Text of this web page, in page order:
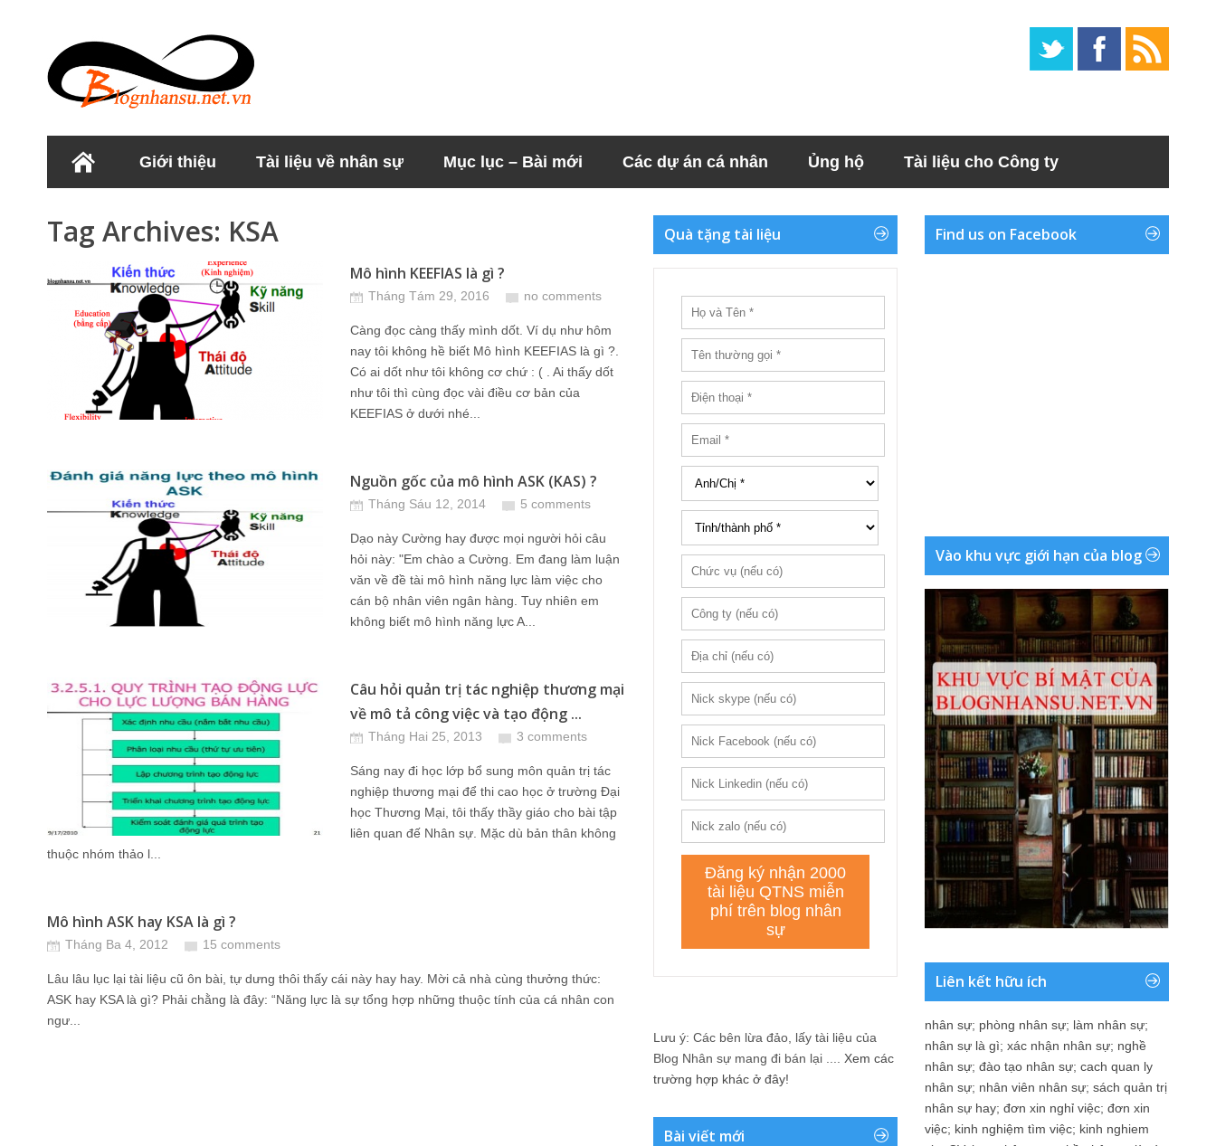
Giới thiệu Tài liệu về nhân sự Mục lục – Bài mới Các dự án cá nhân Ủng hộ Tài liệu cho Công ty
Tag Archives: KSA
Mô hình KEEFIAS là gì ?
Tháng Tám 29, 2016 no comments
Càng đọc càng thấy mình dốt. Ví dụ như hôm
nay tôi không hề biết Mô hình KEEFIAS là gì ?.
Có ai dốt như tôi không cơ chứ : ( . Ai thấy dốt
như tôi thì cùng đọc vài điều cơ bản của
KEEFIAS ở dưới nhé...
Nguồn gốc của mô hình ASK (KAS) ?
Tháng Sáu 12, 2014 5 comments
Dạo này Cường hay được mọi người hỏi câu
hỏi này: "Em chào a Cường. Em đang làm luận
văn về đề tài mô hình năng lực làm việc cho
cán bộ nhân viên ngân hàng. Tuy nhiên em
không biết mô hình năng lực A...
Câu hỏi quản trị tác nghiệp thương mại
về mô tả công việc và tạo động ...
Tháng Hai 25, 2013 3 comments
Sáng nay đi học lớp bổ sung môn quản trị tác
nghiệp thương mại để thi cao học ở trường Đại
học Thương Mại, tôi thấy thầy giáo cho bài tập
liên quan đế Nhân sự. Mặc dù bản thân không
thuộc nhóm thảo l...
Mô hình ASK hay KSA là gì ?
Tháng Ba 4, 2012 15 comments
Lâu lâu lục lại tài liệu cũ ôn bài, tự dưng thôi thấy cái này hay hay. Mời cả nhà cùng thưởng thức:
ASK hay KSA là gì? Phải chằng là đây: “Năng lực là sự tổng hợp những thuộc tính của cá nhân con
ngư...
Quà tặng tài liệu
Lưu ý: Các bên lừa đảo, lấy tài liệu của
Blog Nhân sự mang đi bán lại .... Xem các
trường hợp khác ở đây!
Bài viết mới
Find us on Facebook
Vào khu vực giới hạn của blog
Liên kết hữu ích
nhân sự; phòng nhân sự; làm nhân sự;
nhân sự là gì; xác nhận nhân sự; nghề
nhân sự; đào tạo nhân sự; cach quan ly
nhân sự; nhân viên nhân sự; sách quản trị
nhân sự hay; đơn xin nghỉ việc; đơn xin
việc; kinh nghiệm tìm việc; kinh nghiem